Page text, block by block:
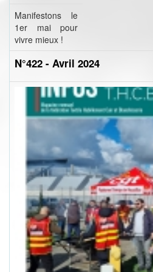
Manifestons le
1er mai pour
vivre mieux !
N°422 - Avril 2024